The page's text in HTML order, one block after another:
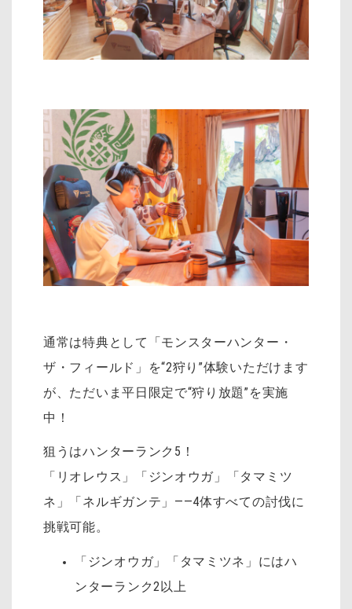
通常は特典として「モンスターハンター・
ザ・フィールド」を“2狩り”体験いただけます
が、ただいま平日限定で“狩り放題”を実施
中！
狙うはハンターランク5！
「リオレウス」「ジンオウガ」「タマミツ
ネ」「ネルギガンテ」――4体すべての討伐に
挑戦可能。
「ジンオウガ」「タマミツネ」にはハ
ンターランク2以上